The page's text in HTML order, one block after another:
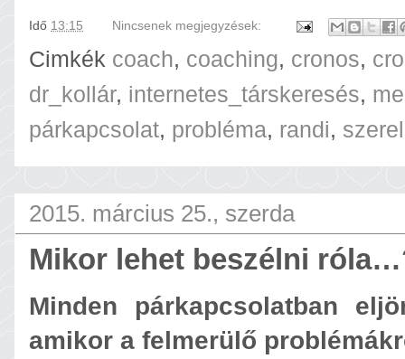
Idő 13:15 Nincsenek megjegyzések:
Cimkék coach, coaching, cronos,
dr_kollár, internetes_társkeresés,
párkapcsolat, probléma, randi,
2015. március 25., szerda
Mikor lehet beszélni
Minden párkapcsolatban
amikor a felmerülő